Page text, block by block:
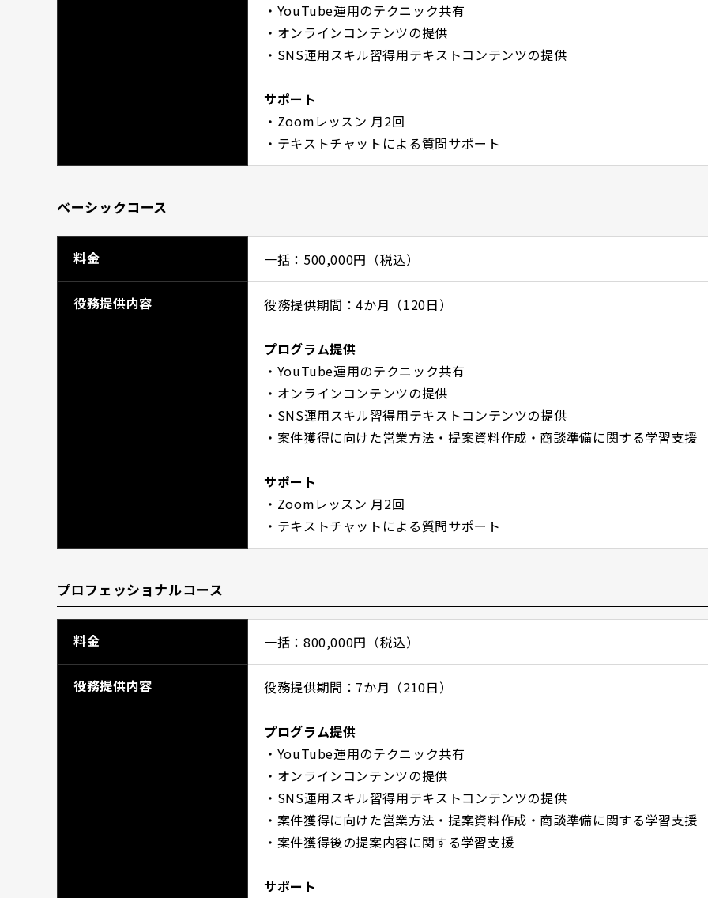
・YouTube運用のテクニック共有
・オンラインコンテンツの提供
・SNS運用スキル習得用テキストコンテンツの提供
サポート
・Zoomレッスン 月2回
・テキストチャットによる質問サポート
ベーシックコース
料金 一括：500,000円（税込）
役務提供内容 役務提供期間：4か月（120日）
プログラム提供
・YouTube運用のテクニック共有
・オンラインコンテンツの提供
・SNS運用スキル習得用テキストコンテンツの提供
・案件獲得に向けた営業方法・提案資料作成・商談準備に関する学習支援
サポート
・Zoomレッスン 月2回
・テキストチャットによる質問サポート
プロフェッショナルコース
料金 一括：800,000円（税込）
役務提供内容 役務提供期間：7か月（210日）
プログラム提供
・YouTube運用のテクニック共有
・オンラインコンテンツの提供
・SNS運用スキル習得用テキストコンテンツの提供
・案件獲得に向けた営業方法・提案資料作成・商談準備に関する学習支援
・案件獲得後の提案内容に関する学習支援
サポート